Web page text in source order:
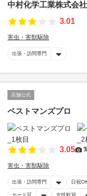
中村化学工業株式会社
3.01
害虫・害獣駆除
出張・訪問専門
店舗公式
ペストマンズプロ
3.05
害虫・害獣駆除
出張・訪問専門 日祝
カード可 女性歓迎